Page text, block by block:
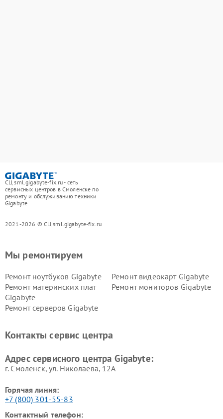
СЦ sml.gigabyte-fix.ru - сеть
сервисных центров в Смоленске по
ремонту и обслуживанию техники
Gigabyte
2021-2026 © СЦ sml.gigabyte-fix.ru
Мы ремонтируем
Ремонт ноутбуков Gigabyte
Ремонт видеокарт Gigabyte
Ремонт материнских плат
Gigabyte
Ремонт мониторов Gigabyte
Ремонт серверов Gigabyte
Контакты сервис центра
Адрес сервисного центра Gigabyte:
г. Смоленск, ул. Николаева, 12А
Горячая линия:
+7 (800) 301-55-83
Контактный телефон: